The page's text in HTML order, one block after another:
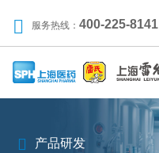
服务热线： 400-225-8141
产品研发